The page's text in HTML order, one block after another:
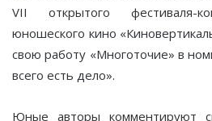
VII открытого фестиваля-
юношеского кино
свою работу «Многоточие» в
всего есть дело».
Юные авторы комментируют